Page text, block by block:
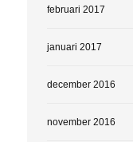
februari 2017
januari 2017
december 2016
november 2016